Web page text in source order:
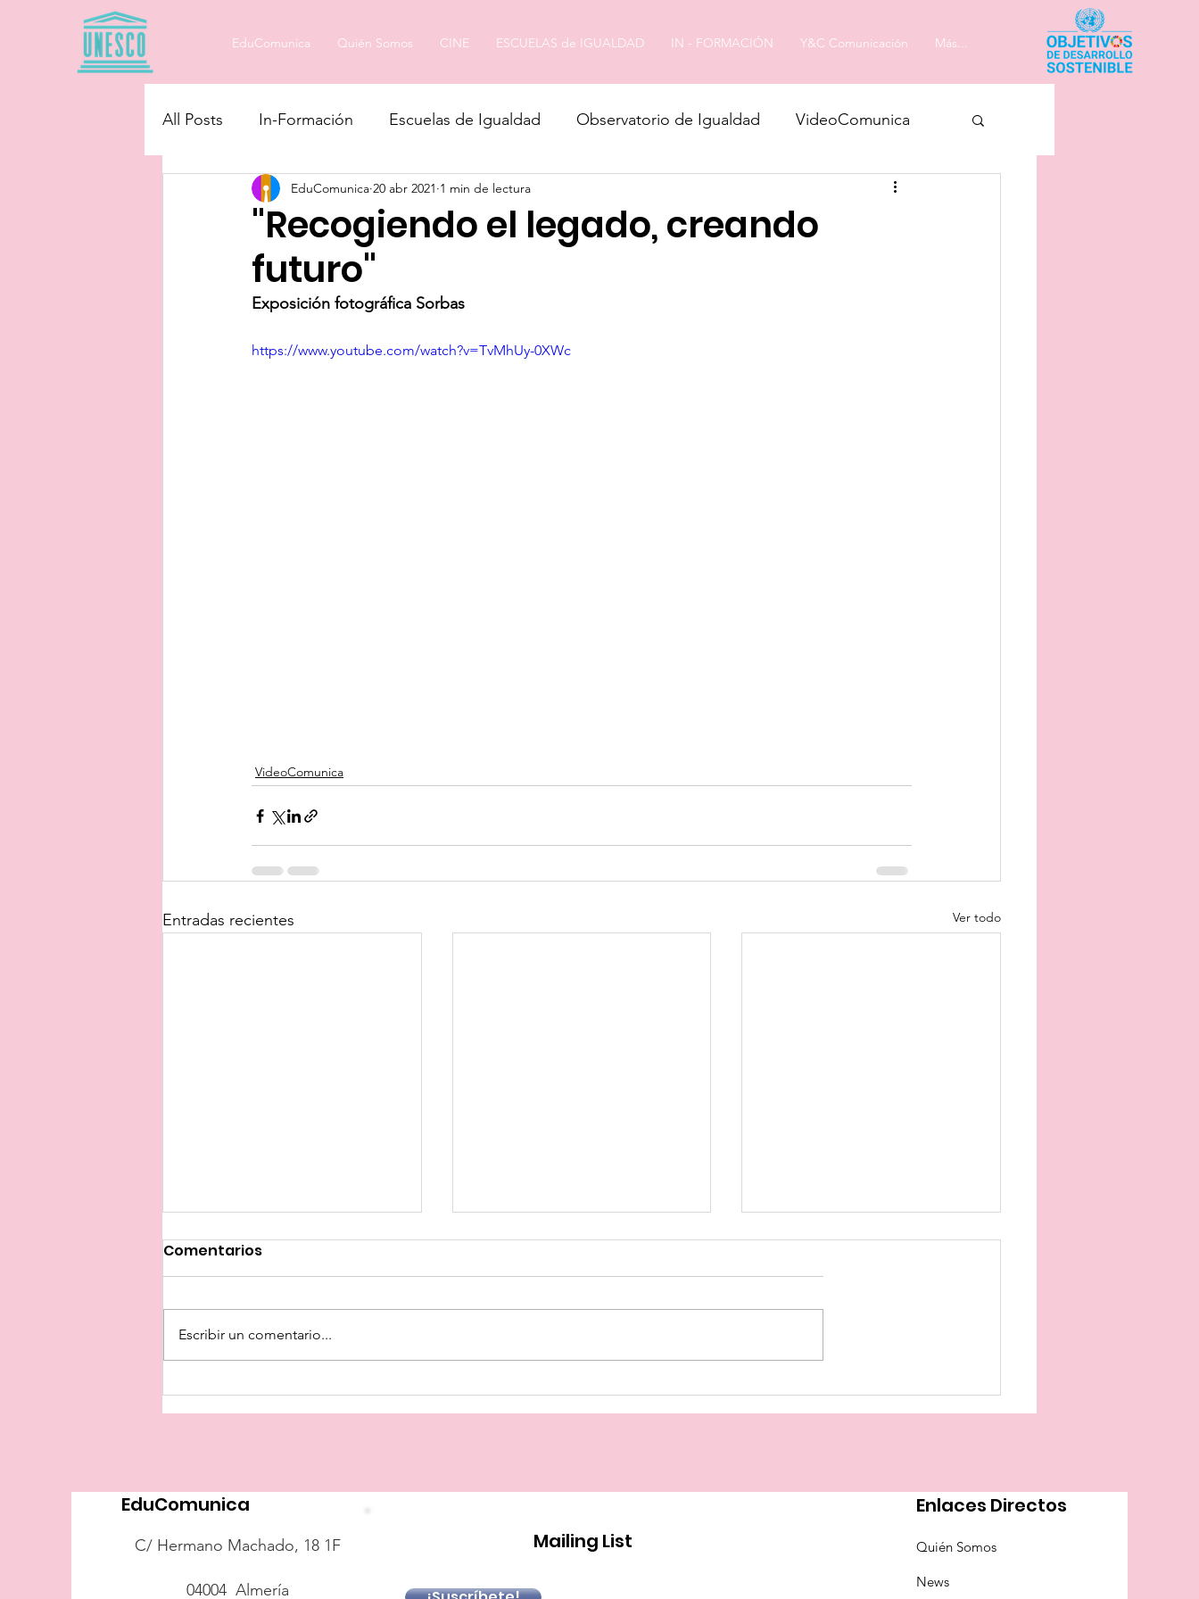
EduComunica Quién Somos CINE ESCUELAS de IGUALDAD IN - FORMACIÓN Y&C Comunicación Más...
All Posts In-Formación Escuelas de Igualdad Observatorio de Igualdad VideoComunica
Educando en Igualdad
"Recogiendo el legado, creando
futuro"
EduComunica 20 abr 2021 1 min de lectura
Exposición fotográfica Sorbas
https://www.youtube.com/watch?v=TvMhUy-0XWc
VideoComunica
Entradas recientes Ver todo
Cortos. Educar y
comunicar
XII VISUALÍZAME
Audiovisual y mujer
Comentarios
Escribir un comentario...
EduComunica
C/ Hermano Machado, 18 1F
04004 Almería
Mailing List
Enlaces Directos
Quién Somos
News